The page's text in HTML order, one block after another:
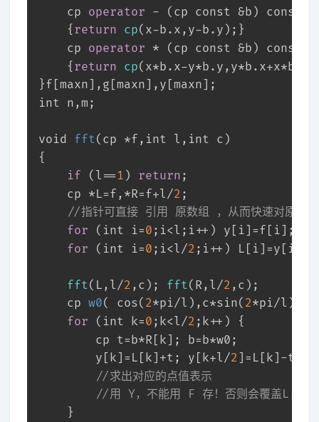
	cp
operator - (cp const &b) const
	{
return cp(x-b.x,y-b.y);}
	cp
operator * (cp const &b) const
	{
return cp(x*b.x-
}f[maxn],g[maxn],y[maxn];
int n,m;
void fft(cp *f, int l, int c)
{
if (l==1 ) return ;
	cp *L=f,*R=f+l/
2 ;
//指针可直接 引用 原数组 ，从而快速对原函
for ( int i=0 ;i<l;i++) y[i]=f[i];
for ( int i=0 ;i<l/2 ;i++) L[i]=y[i<<
fft(L,l/2 ,c); fft(R,l/2 ,c);
cp w0( cos( 2*pi/l),c*sin( 2*pi/l) )
for ( int k=0 ;k<l/2 ;k++) {
		cp t=b*R[k]; b=b*w0;
		y[k]=L[k]+t; y[k+l/
2 ]=L[k]-t;
//求出对应的点值表示
//用 Y，不能用 F 存！否则会覆盖L,R数
	}